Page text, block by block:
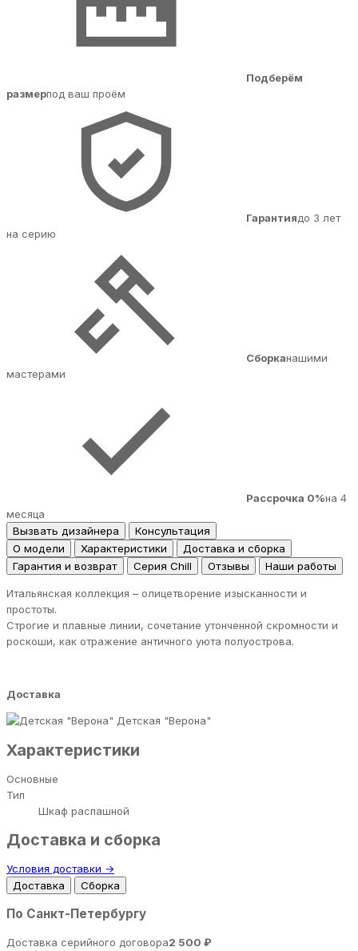
Подберём
размерпод ваш проём
Гарантиядо 3 лет
на серию
Сборканашими
мастерами
Рассрочка 0%на 4
месяца
Вызвать дизайнера
Консультация
О модели
Характеристики
Доставка и сборка
Гарантия и возврат
Серия Chill Отзывы Наши работы
Итальянская коллекция – олицетворение изысканности и
простоты.
Строгие и плавные линии, сочетание утонченной скромности и
роскоши, как отражение античного уюта полуострова.
Доставка
Детская "Верона"
Характеристики
Основные
Тип
Шкаф распашной
Доставка и сборка
Условия доставки →
Доставка
Сборка
По Санкт-Петербургу
Доставка серийного договора2 500 ₽